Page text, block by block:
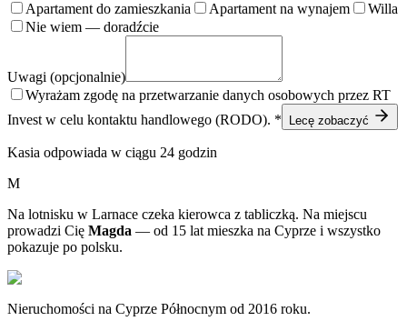
Apartament do zamieszkania
Apartament na wynajem
Willa
Nie wiem — doradźcie
Uwagi (opcjonalnie)
Wyrażam zgodę na przetwarzanie danych osobowych przez RT
Invest w celu kontaktu handlowego (RODO). *
Lecę zobaczyć
Kasia odpowiada w ciągu 24 godzin
M
Na lotnisku w Larnace czeka kierowca z tabliczką. Na miejscu
prowadzi Cię Magda — od 15 lat mieszka na Cyprze i wszystko
pokazuje po polsku.
Nieruchomości na Cyprze Północnym od 2016 roku.